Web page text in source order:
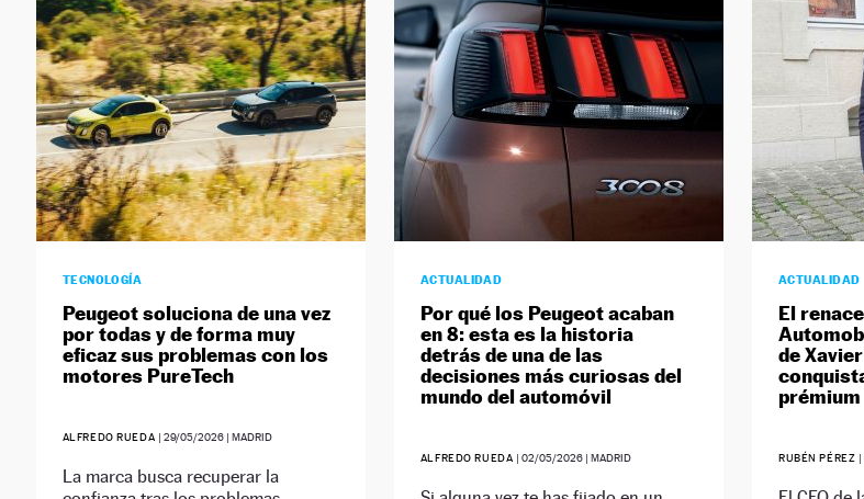
TECNOLOGÍA
Peugeot soluciona de una vez
por todas y de forma muy
eficaz sus problemas con los
motores PureTech
ALFREDO RUEDA | 29/05/2026| MADRID
La marca busca recuperar la
ACTUALIDAD
Por qué los Peugeot acaban
en 8: esta es la historia
detrás de una de las
decisiones más curiosas del
mundo del automóvil
ALFREDO RUEDA | 02/05/2026| MADRID
ACTUALIDAD
El
de
prémium
RUBÉN PÉREZ |